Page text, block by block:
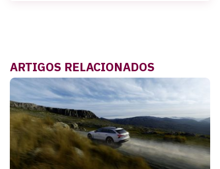
ARTIGOS RELACIONADOS